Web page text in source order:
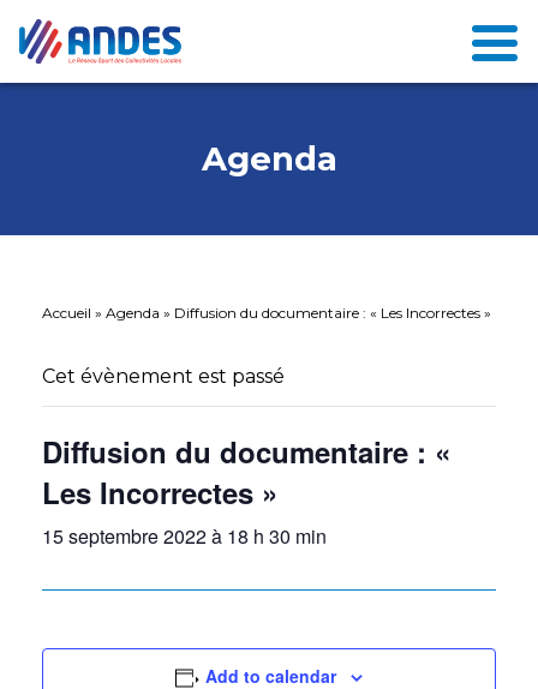
Agenda
Accueil » Agenda » Diffusion du documentaire : « Les Incorrectes »
Cet évènement est passé
Diffusion du documentaire : «
Les Incorrectes »
15 septembre 2022 à 18 h 30 min
Add to calendar